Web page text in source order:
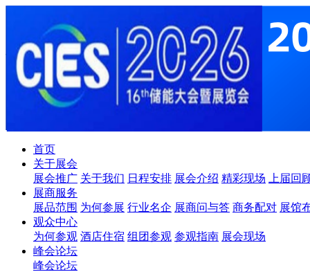
首页
关于展会
展会推广 关于我们 日程安排 展会介绍 精彩现场
上届回
展商服务
展品范围 为何参展 行业名企 展商问与答 商务配对 展馆
观众中心
为何参观 酒店住宿 组团参观 参观指南 展会现场
峰会论坛
峰会论坛